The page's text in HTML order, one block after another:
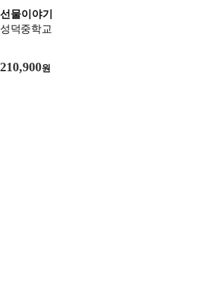
선물이야기
성덕중학교
210,900원